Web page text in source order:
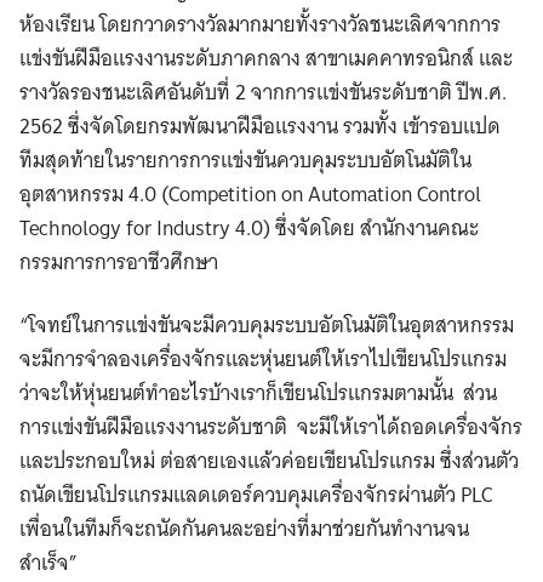
ห้องเรียน โดยกวาดรางวัลมากมายทั้งรางวัลชนะเลิศจากการ
แข่งขันฝีมือแรงงานระดับภาคกลาง สาขาเมคคาทรอนิกส์ และ
รางวัลรองชนะเลิศอันดับที่ 2 จากการแข่งขันระดับชาติ ปีพ.ศ.
2562 ซึ่งจัดโดยกรมพัฒนาฝีมือแรงงาน รวมทั้ง เข้ารอบแปด
ทีมสุดท้ายในรายการการแข่งขันควบคุมระบบอัตโนมัติใน
อุตสาหกรรม 4.0 (Competition on Automation Control
Technology for Industry 4.0) ซึ่งจัดโดย สำนักงานคณะ
กรรมการการอาชีวศึกษา
“โจทย์ในการแข่งขันจะมีควบคุมระบบอัตโนมัติในอุตสาหกรรม
จะมีการจำลองเครื่องจักรและหุ่นยนต์ให้เราไปเขียนโปรแกรม
ว่าจะให้หุ่นยนต์ทำอะไรบ้างเราก็เขียนโปรแกรมตามนั้น ส่วน
การแข่งขันฝีมือแรงงานระดับชาติ จะมีให้เราได้ถอดเครื่องจักร
และประกอบใหม่ ต่อสายเองแล้วค่อยเขียนโปรแกรม ซึ่งส่วนตัว
ถนัดเขียนโปรแกรมแลดเดอร์ควบคุมเครื่องจักรผ่านตัว PLC
เพื่อนในทีมก็จะถนัดกันคนละอย่างที่มาช่วยกันทำงานจน
สำเร็จ”​